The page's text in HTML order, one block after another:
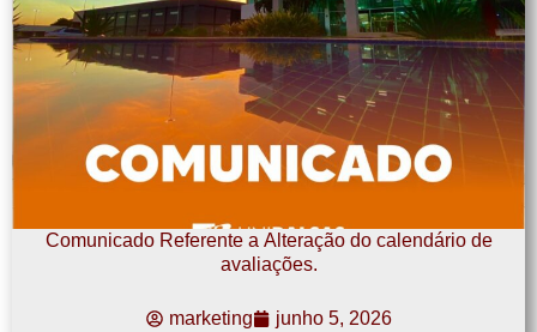
Comunicado Referente a Alteração do calendário de
avaliações.
marketing junho 5, 2026